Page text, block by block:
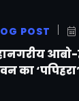
POST
आबो-
का ‘पपिहरा’